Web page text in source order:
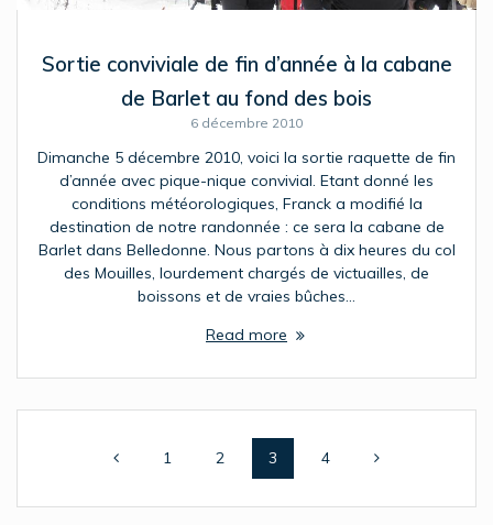
Sortie conviviale de fin d’année à la cabane
de Barlet au fond des bois
6 décembre 2010
Dimanche 5 décembre 2010, voici la sortie raquette de fin
d’année avec pique-nique convivial. Etant donné les
conditions météorologiques, Franck a modifié la
destination de notre randonnée : ce sera la cabane de
Barlet dans Belledonne. Nous partons à dix heures du col
des Mouilles, lourdement chargés de victuailles, de
boissons et de vraies bûches…
Read more
navigationPage
1 Page
2 Page
3 Page
4